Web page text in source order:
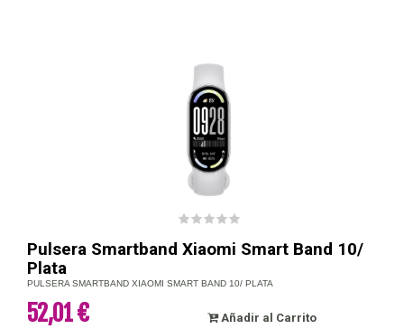
Pulsera Smartband Xiaomi Smart Band 10/
Plata
PULSERA SMARTBAND XIAOMI SMART BAND 10/ PLATA
52,01 € Añadir al Carrito